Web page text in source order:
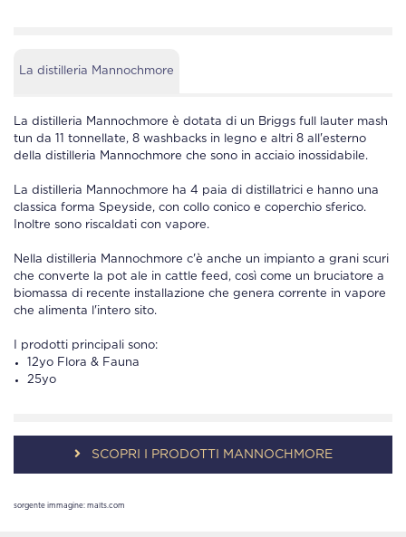
La distilleria Mannochmore
La distilleria Mannochmore è dotata di un Briggs full lauter mash
tun da 11 tonnellate, 8 washbacks in legno e altri 8 all'esterno
della distilleria Mannochmore che sono in acciaio inossidabile.
La distilleria Mannochmore ha 4 paia di distillatrici e hanno una
classica forma Speyside, con collo conico e coperchio sferico.
Inoltre sono riscaldati con vapore.
Nella distilleria Mannochmore c'è anche un impianto a grani scuri
che converte la pot ale in cattle feed, così come un bruciatore a
biomassa di recente installazione che genera corrente in vapore
che alimenta l'intero sito.
I prodotti principali sono:
12yo Flora & Fauna
25yo
SCOPRI I PRODOTTI MANNOCHMORE
sorgente immagine: malts.com